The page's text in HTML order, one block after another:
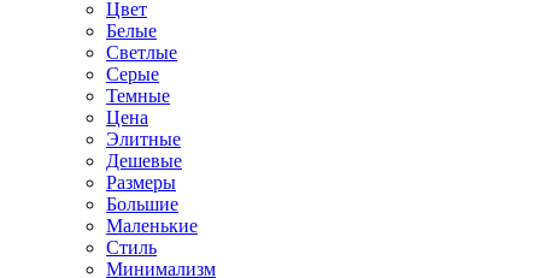
Цвет
Белые
Светлые
Серые
Темные
Цена
Элитные
Дешевые
Размеры
Большие
Маленькие
Стиль
Минимализм